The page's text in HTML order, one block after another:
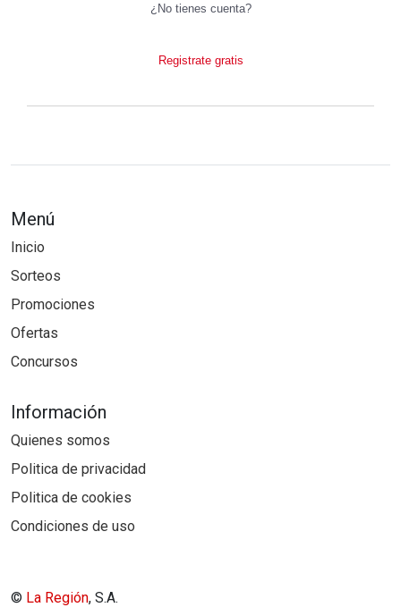
¿No tienes cuenta?
Registrate gratis
Menú
Inicio
Sorteos
Promociones
Ofertas
Concursos
Información
Quienes somos
Politica de privacidad
Politica de cookies
Condiciones de uso
© La Región, S.A.